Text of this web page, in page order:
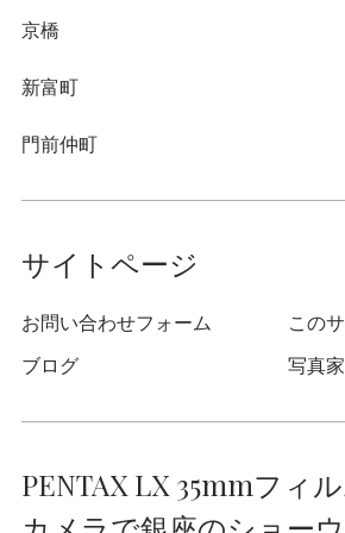
京橋
新富町
門前仲町
サイトページ
お問い合わせフォーム
この
ブログ
写真
PENTAX LX 35mmフィ